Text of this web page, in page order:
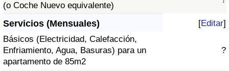
(o Coche Nuevo equivalente)
Servicios (Mensuales) [Editar]
Básicos (Electricidad, Calefacción,
Enfriamiento, Agua, Basuras) para un
apartamento de 85m2
?